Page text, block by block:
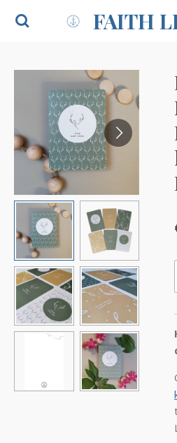
Ga
direct
hoofdinhoud
FAITH